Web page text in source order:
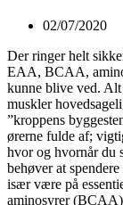
02/07/2020
Der ringer helt
EAA, BCAA,
kunne blive ved.
muskler
”kroppens
ørerne fulde af;
hvor og hvornår du
behøver at
især være på
aminosyrer